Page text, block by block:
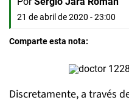
21 de abril de 2020 - 23:00
Comparte esta nota:
Discretamente, a través